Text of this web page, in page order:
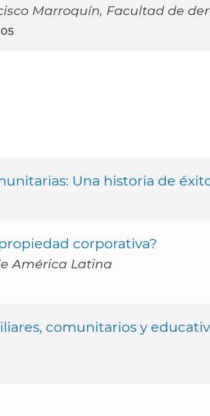
Marroquín, Facultad de
Una historia de
corporativa?
América Latina
comunitarios y